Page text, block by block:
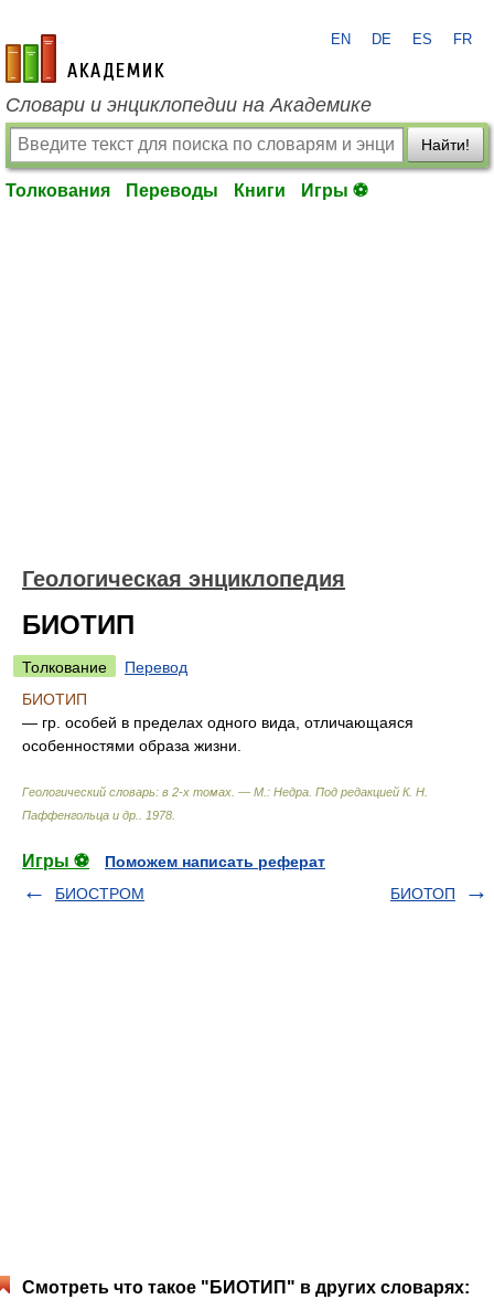
academic.ru
EN DE ES FR
Словари и энциклопедии на Академике
Найти!
Толкования Переводы Книги Игры ⚽
Геологическая энциклопедия
БИОТИП
Толкование
Перевод
БИОТИП
— гр. особей в пределах одного вида, отличающаяся
особенностями образа жизни.
Геологический словарь: в 2-х томах. — М.: Недра Под редакцией К. Н.
Паффенгольца и др.
1978
Игры ⚽
Поможем написать реферат
БИОСТРОМ
БИОТОП
Смотреть что такое "БИОТИП" в других словарях: